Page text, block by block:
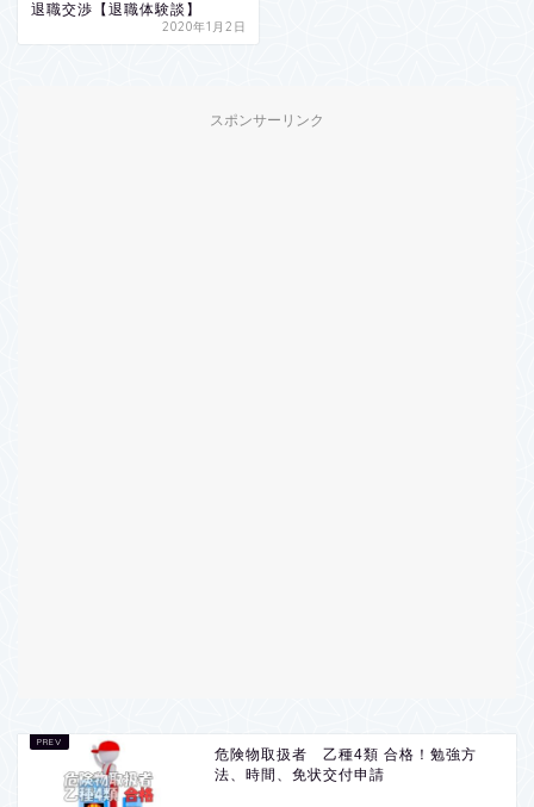
退職交渉【退職体験談】
2020年1月2日
スポンサーリンク
危険物取扱者 乙種4類 合格！勉強方
法、時間、免状交付申請